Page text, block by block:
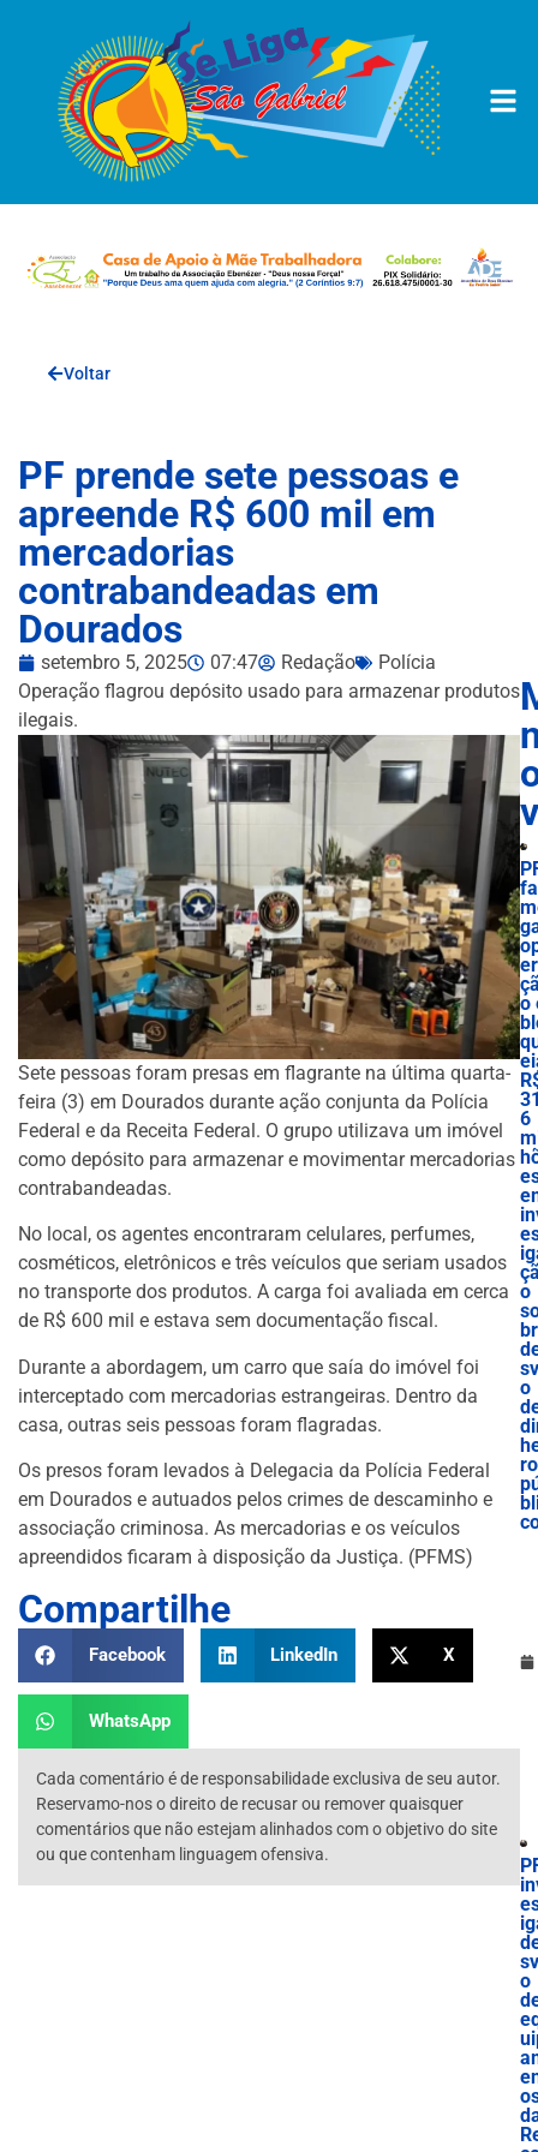
Voltar
PF prende sete pessoas e
apreende R$ 600 mil em
mercadorias
contrabandeadas em
Dourados
setembro 5, 2025 07:47 Redação
Polícia
Operação flagrou depósito usado para armazenar produtos
ilegais.
Sete pessoas foram presas em flagrante na última quarta-
feira (3) em Dourados durante ação conjunta da Polícia
Federal e da Receita Federal. O grupo utilizava um imóvel
como depósito para armazenar e movimentar mercadorias
contrabandeadas.
No local, os agentes encontraram celulares, perfumes,
cosméticos, eletrônicos e três veículos que seriam usados
no transporte dos produtos. A carga foi avaliada em cerca
de R$ 600 mil e estava sem documentação fiscal.
Durante a abordagem, um carro que saía do imóvel foi
interceptado com mercadorias estrangeiras. Dentro da
casa, outras seis pessoas foram flagradas.
Os presos foram levados à Delegacia da Polícia Federal
em Dourados e autuados pelos crimes de descaminho e
associação criminosa. As mercadorias e os veículos
apreendidos ficaram à disposição da Justiça. (PFMS)
Compartilhe
Facebook LinkedIn X
WhatsApp
Cada comentário é de responsabilidade exclusiva de seu autor.
Reservamo-nos o direito de recusar ou remover quaisquer
comentários que não estejam alinhados com o objetivo do site
ou que contenham linguagem ofensiva.
o
6
o
o
ro
o